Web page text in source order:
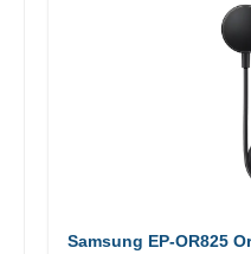
Samsung EP-OR825